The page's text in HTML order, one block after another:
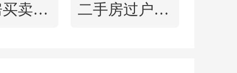
二手房买卖过户流程 二手房过户合同